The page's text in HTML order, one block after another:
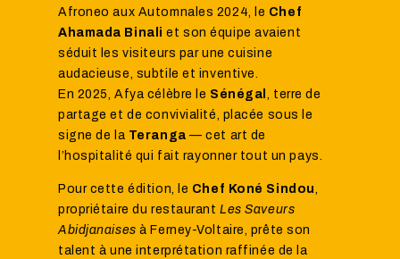
Afroneo aux Automnales 2024, le Chef
Ahamada Binali et son équipe avaient
séduit les visiteurs par une cuisine
audacieuse, subtile et inventive.
En 2025, Afya célèbre le Sénégal , terre de
partage et de convivialité, placée sous le
signe de la Teranga — cet art de
l’hospitalité qui fait rayonner tout un pays.
Pour cette édition, le Chef Koné Sindou,
propriétaire du restaurantLes Saveurs
Abidjanaises à Ferney-Voltaire, prête son
talent à une interprétation raffinée de la